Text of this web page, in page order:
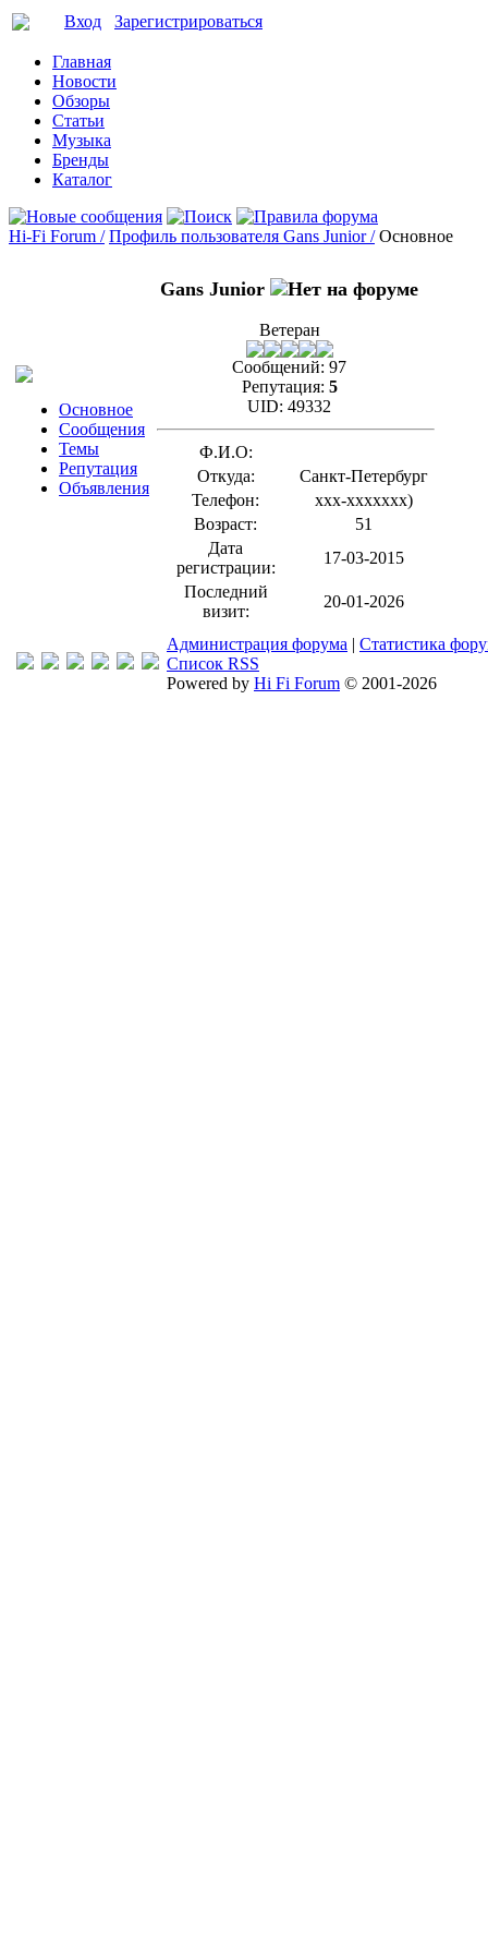
Вход Зарегистрироваться
Главная
Новости
Обзоры
Статьи
Музыка
Бренды
Каталог
Hi-Fi Forum / Профиль пользователя Gans Junior / Основное
Основное
Сообщения
Темы
Репутация
Объявления
Gans Junior
Ветеран
Сообщений: 97
Репутация: 5
UID: 49332
Ф.И.О:
Откуда:
Санкт-Петербург
Телефон:
xxx-xxxxxxx)
Возраст:
51
Дата
регистрации:
17-03-2015
Последний
визит:
20-01-2026
Администрация форума | Статистика
Список RSS
Powered by Hi Fi Forum © 2001-2026